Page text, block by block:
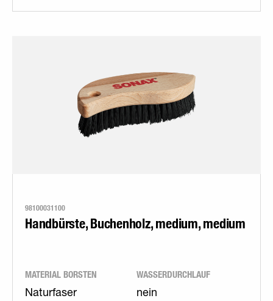
98100031100
Handbürste, Buchenholz, medium, medium
MATERIAL BORSTEN
Naturfaser
WASSERDURCHLAUF
nein